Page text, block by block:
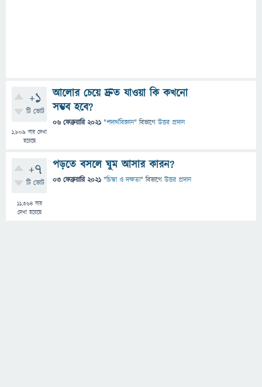
+1
টি ভোট
1,809 বার দেখা
হয়েছে
আলোর চেয়ে দ্রুত যাওয়া কি কখনো
সম্ভব হবে?
06 ফেব্রুয়ারি 2021 "পদার্থবিজ্ঞান" বিভাগে উত্তর প্রদান
+7
টি ভোট
11,364বার
দেখা হয়েছে
পড়তে বসলে ঘুম আসার কারন?
03 ফেব্রুয়ারি 2021 "চিন্তা ও দক্ষতা" বিভাগে উত্তর প্রদান